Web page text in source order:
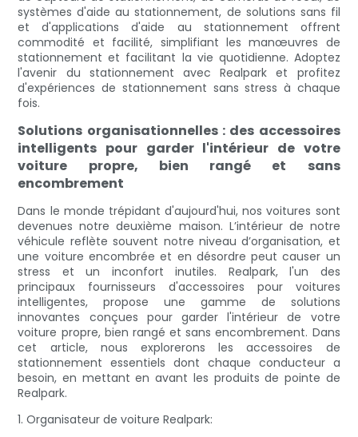
systèmes d'aide au stationnement, de solutions sans fil
et d'applications d'aide au stationnement offrent
commodité et facilité, simplifiant les manœuvres de
stationnement et facilitant la vie quotidienne. Adoptez
l'avenir du stationnement avec Realpark et profitez
d'expériences de stationnement sans stress à chaque
fois.
Solutions organisationnelles : des accessoires
intelligents pour garder l'intérieur de votre
voiture propre, bien rangé et sans
encombrement
Dans le monde trépidant d'aujourd'hui, nos voitures sont
devenues notre deuxième maison. L’intérieur de notre
véhicule reflète souvent notre niveau d’organisation, et
une voiture encombrée et en désordre peut causer un
stress et un inconfort inutiles. Realpark, l'un des
principaux fournisseurs d'accessoires pour voitures
intelligentes, propose une gamme de solutions
innovantes conçues pour garder l'intérieur de votre
voiture propre, bien rangé et sans encombrement. Dans
cet article, nous explorerons les accessoires de
stationnement essentiels dont chaque conducteur a
besoin, en mettant en avant les produits de pointe de
Realpark.
1. Organisateur de voiture Realpark: